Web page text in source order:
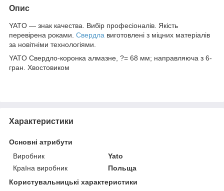
Опис
YATO — знак качества. Вибір професіоналів. Якість
перевірена роками. Свердла виготовлені з міцних матеріалів
за новітніми технологіями.
YATO Свердло-коронка алмазне, ?= 68 мм; направляюча з 6-
гран. Хвостовиком
Характеристики
Основні атрибути
Виробник
Yato
Країна виробник
Польща
Користувальницькі характеристики